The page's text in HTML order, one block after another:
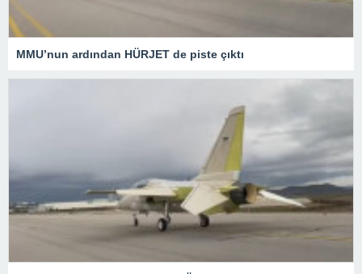
MMU’nun ardından HÜRJET de piste çıktı